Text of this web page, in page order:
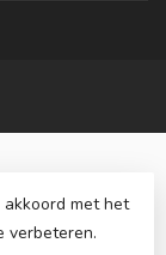
byLightspeed
met het
verbeteren.